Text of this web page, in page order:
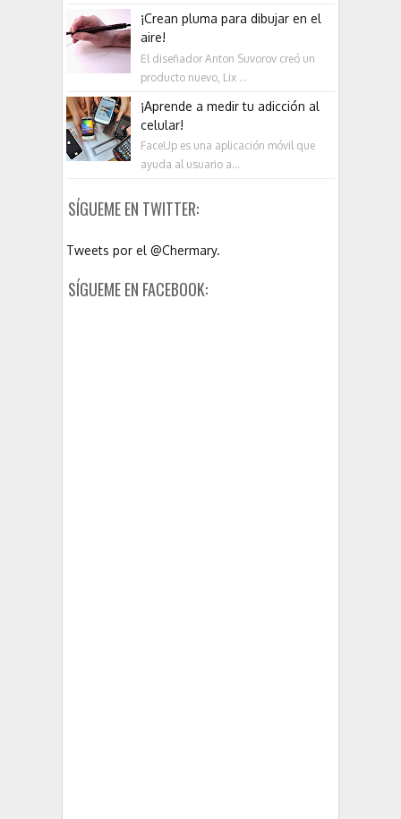
¡Crean pluma para dibujar en el
aire!
El diseñador Anton Suvorov creó un
producto nuevo, Lix ...
¡Aprende a medir tu adicción al
celular!
FaceUp es una aplicación móvil que
ayuda al usuario a...
SÍGUEME EN TWITTER:
Tweets por el @Chermary.
SÍGUEME EN FACEBOOK: